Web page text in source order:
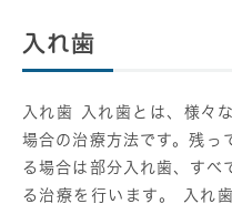
入れ歯
入れ歯 入れ歯とは、様々
場合の治療方法です。残っ
る場合は部分入れ歯、すべ
る治療を行います。 入れ